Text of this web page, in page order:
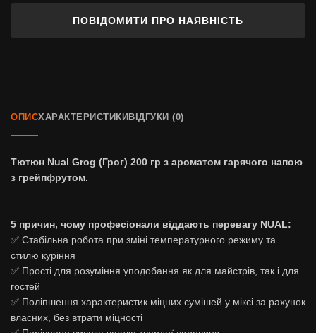
ПОВІДОМИТИ ПРО НАЯВНІСТЬ
ОПИСХАРАКТЕРИСТИКИ ВІДГУКИ (0)
Тютюн Nual Grog (Грог) 200 гр з ароматом гарячого напою
з грейпфрутом.
5 причин, чому професіонали віддають перевагу NUAL:
✅ Стабільна робота при зміні температурного режиму та
стилю куріння
✅ Прості для розуміння уподобання як для майстрів, так і для
гостей
✅ Поліпшення характеристик міцних сумішей у міксі за рахунок
власних, без втрати міцності